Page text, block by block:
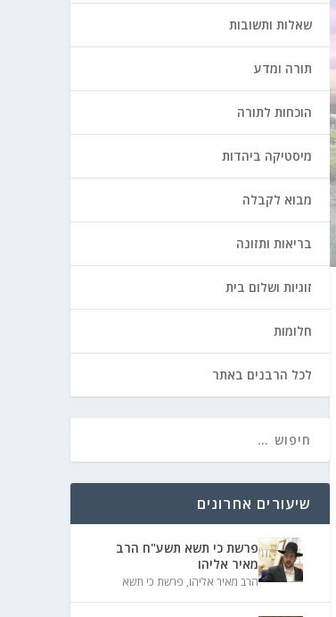
שאלות ותשובות
תורה ומדע
הוכחות לתורה
מיסטיקה ביהדות
מבוא לקבלה
בריאות ותזונה
זוגיות ושלום בית
חלומות
לכל הרבנים באתר
שיעורים אחרונים
פרשת כי תשא תשע"ח הרב
מאיר אליהו
הרב מאיר אליהו, פרשת כי תשא